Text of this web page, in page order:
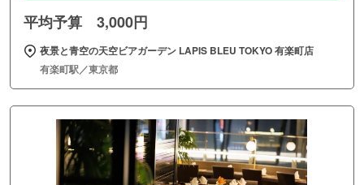
平均予算 3,000円
夜景と青空の天空ビアガーデン LAPIS BLEU TOKYO 有楽町店
有楽町駅／東京都